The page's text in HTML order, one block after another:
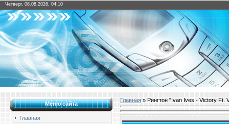
Четверг, 06.08.2026, 04:10
Меню сайта
Главная
Главная » Рингтон "Ivan Ives - Victory Ft.